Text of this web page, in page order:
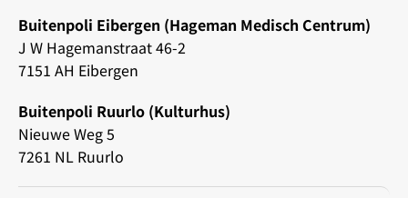
Buitenpoli Eibergen (Hageman Medisch Centrum)
J W Hagemanstraat 46-2
7151 AH Eibergen
Buitenpoli Ruurlo (Kulturhus)
Nieuwe Weg 5
7261 NL Ruurlo